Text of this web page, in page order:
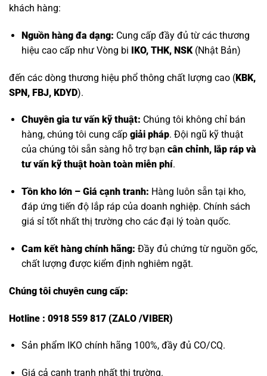
khách hàng:
Nguồn hàng đa dạng: Cung cấp đầy đủ từ các thương
hiệu cao cấp nhưVòng bi IKO, THK, NSK(Nhật Bản)
đến các dòng thương hiệu phổ thông chất lượng cao (KBK,
SPN, FBJ, KDYD).
Chuyên gia tư vấn kỹ thuật: Chúng tôi không chỉ bán
hàng, chúng tôi cung cấp giải pháp. Đội ngũ kỹ thuật
của chúng tôi sẵn sàng hỗ trợ bạn cân chỉnh, lắp ráp và
tư vấn kỹ thuật hoàn toàn miễn phí.
Tồn kho lớn – Giá cạnh tranh: Hàng luôn sẵn tại kho,
đáp ứng tiến độ lắp ráp của doanh nghiệp. Chính sách
giá sỉ tốt nhất thị trường cho các đại lý toàn quốc.
Cam kết hàng chính hãng: Đầy đủ chứng từ nguồn gốc,
chất lượng được kiểm định nghiêm ngặt.
Chúng tôi chuyên cung cấp:
Hotline : 0918 559 817 (ZALO /VIBER)
Sản phẩm IKO chính hãng 100%, đầy đủ CO/CQ.
Giá cả cạnh tranh nhất thị trường.